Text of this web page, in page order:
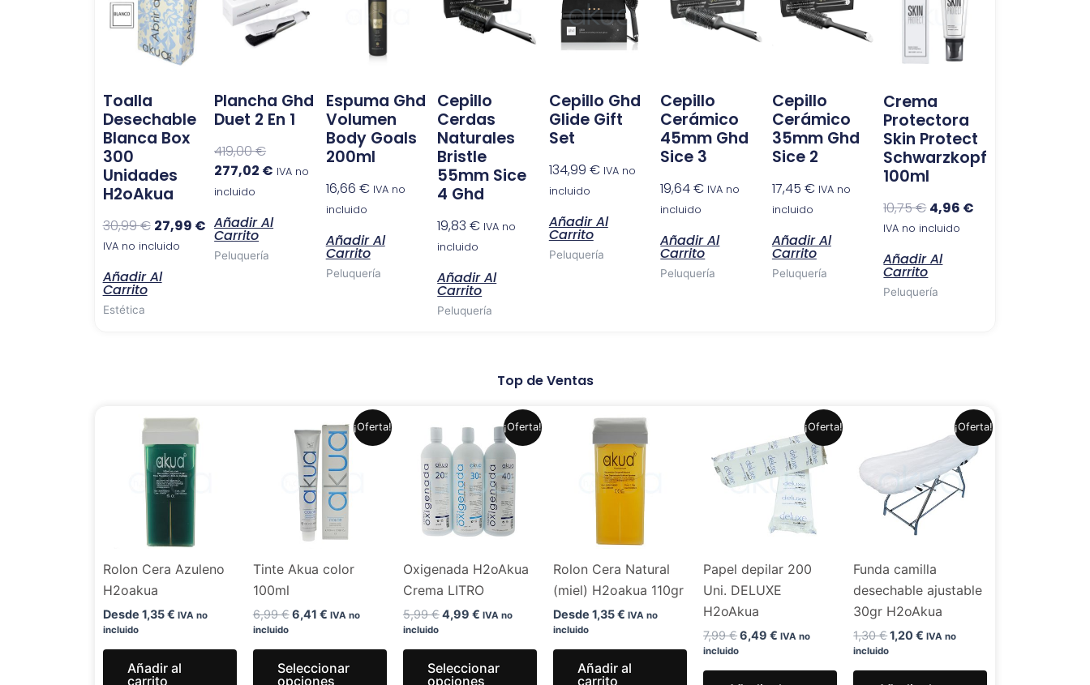
Toalla
Desechable
Blanca Box
300
Unidades
H2oAkua
30,99€
original
era:
30,99 €.
27,99 €
actual
27,99 €.
IVA no incluido
Añadir Al
Carrito
Estética
Plancha Ghd
Duet 2 En 1
419,00€
original
era:
277,02 €
actual
es:
IVA no
incluido
Añadir Al
Carrito
Peluquería
Espuma Ghd
Volumen
Body Goals
200ml
16,66 € IVA no
incluido
Añadir Al
Carrito
Peluquería
Cepillo
Cerdas
Naturales
Bristle
55mm Sice
4 Ghd
19,83€ IVA no
incluido
Añadir Al
Carrito
Peluquería
Cepillo Ghd
Glide Gift
Set
134,99 € IVA no
incluido
Añadir Al
Carrito
Peluquería
Cepillo
Cerámico
45mm Ghd
Sice 3
19,64€ IVA no
incluido
Añadir Al
Carrito
Peluquería
Cepillo
Cerámico
35mm Ghd
Sice 2
17,45 € IVA no
incluido
Añadir Al
Carrito
Peluquería
Crema
Protectora
Skin Protect
Schwarzkopf
100ml
10,75€
original
era:
10,75 €.
4,96 €
IVA no incluido
Añadir Al
Carrito
Peluquería
Top de Ventas
Rolon Cera Azuleno
H2oakua
Desde 1,35€ IVA no
incluido
Añadir al
carrito
¡Oferta!
Tinte Akua color
100ml
6,99€
precio
original
era:
6,99 €.
6,41 €
precio
actual
es:
6,41 €.
IVA no
incluido
Seleccionar
opciones
Este
producto
múltiples
variantes.
pueden
elegir
la
¡Oferta!
Oxigenada H2oAkua
Crema LITRO
5,99€
original
era:
5,99 €.
4,99 €
precio
actual
es:
4,99 €.
IVA no
incluido
Seleccionar
opciones
Este
producto
pueden
elegir
la
Rolon Cera Natural
(miel) H2oakua 110gr
Desde 1,35€ IVA no
incluido
Añadir al
carrito
¡Oferta!
Papel depilar 200
Uni. DELUXE
H2oAkua
7,99€
original
era:
7,99 €.
6,49€
precio
actual
es:
6,49 €.
IVA no
incluido
¡Oferta!
Funda camilla
desechable ajustable
30gr H2oAkua
1,30€
original
1,30 €.
1,20€
precio
actual
1,20 €.
IVA no
incluido